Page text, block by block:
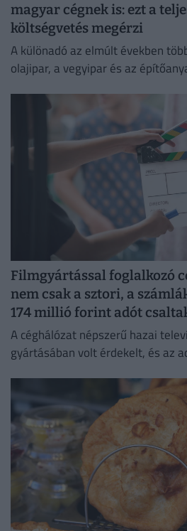
magyar cégnek is: ezt a
költségvetés megérzi
A különadó az elmúlt években
olajipar, a vegyipar és az
Filmgyártással foglalkozó
nem csak a sztori, a
174 millió forint adót
A céghálózat népszerű hazai
gyártásában volt érdekelt, és az